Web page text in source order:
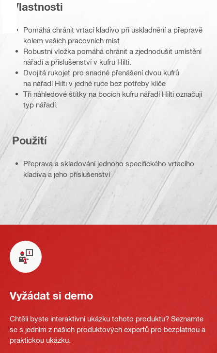
Vlastnosti
Pomáhá chránit vrtací kladivo při uskladnění a přepravě
kolem vašich pracovních míst
Robustní vložka pomáhá chránit a zjednodušit umístění
nářadí a příslušenství v kufru Hilti.
Dvojitá rukojeť pro snadné přenášení dvou kufrů
na nářadí Hilti v jedné ruce bez potřeby klíče
Tři náhledové štítky na bocích kufru nářadí Hilti označují
typ nářadí.
Použití
Přeprava a skladování jednoho specifického vrtacího
kladiva a jeho příslušenství
Vyžádat si demo
Chtěli byste interaktivní ukázku tohoto produktu? Seznamte
se s jedním z našich produktových expertů pro bezplatnou a
praktickou ukázku.